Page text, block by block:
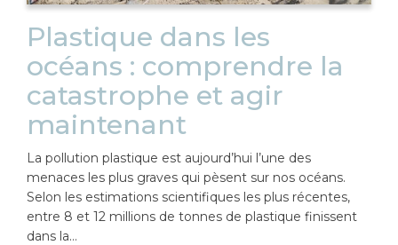
Plastique dans les
océans : comprendre la
catastrophe et agir
maintenant
La pollution plastique est aujourd’hui l’une des
menaces les plus graves qui pèsent sur nos océans.
Selon les estimations scientifiques les plus récentes,
entre 8 et 12 millions de tonnes de plastique finissent
dans la…